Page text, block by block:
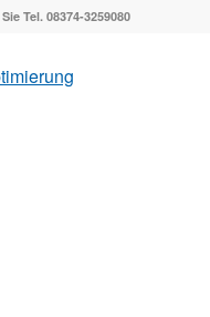
Tel. 08374-3259080